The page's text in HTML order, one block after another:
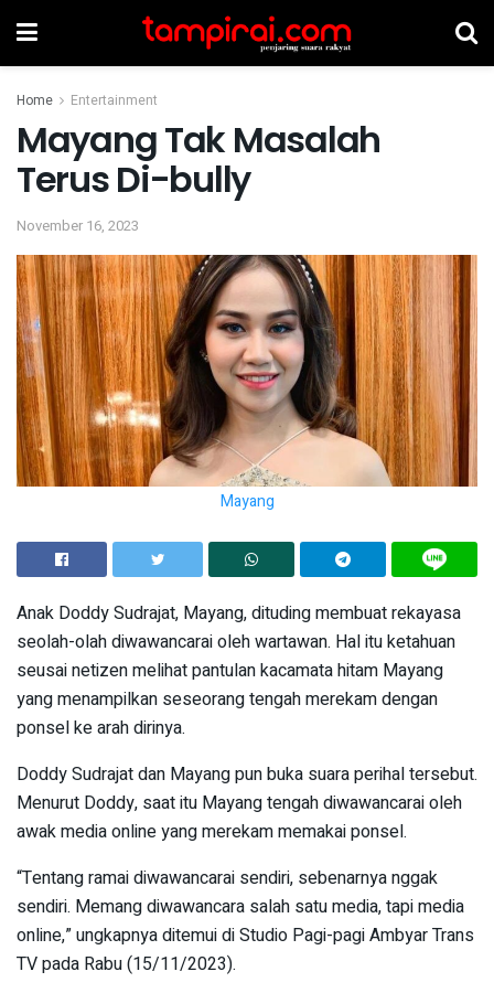
Home Entertainment
Mayang Tak Masalah
Terus Di-bully
November 16, 2023
Mayang
Anak Doddy Sudrajat, Mayang, dituding membuat rekayasa
seolah-olah diwawancarai oleh wartawan. Hal itu ketahuan
seusai netizen melihat pantulan kacamata hitam Mayang
yang menampilkan seseorang tengah merekam dengan
ponsel ke arah dirinya.
Doddy Sudrajat dan Mayang pun buka suara perihal tersebut.
Menurut Doddy, saat itu Mayang tengah diwawancarai oleh
awak media online yang merekam memakai ponsel.
“Tentang ramai diwawancarai sendiri, sebenarnya nggak
sendiri. Memang diwawancara salah satu media, tapi media
online,” ungkapnya ditemui di Studio Pagi-pagi Ambyar Trans
TV pada Rabu (15/11/2023).